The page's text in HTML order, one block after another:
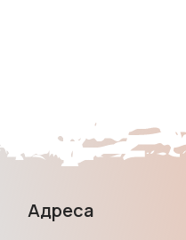
Адреса